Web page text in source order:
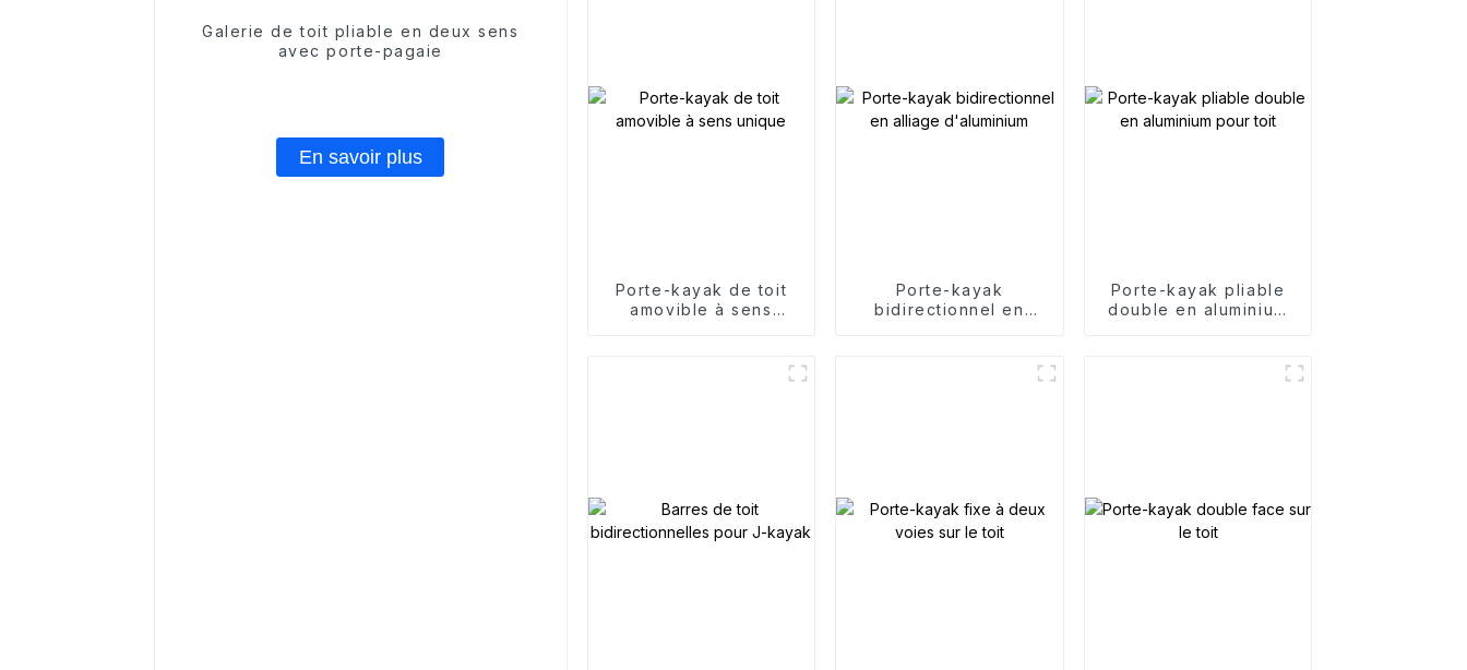
Galerie de toit pliable en deux sens
avec porte-pagaie
En savoir plus
Porte-kayak de toit
amovible à sens
Porte-kayak
bidirectionnel en
Porte-kayak pliable
double en aluminium